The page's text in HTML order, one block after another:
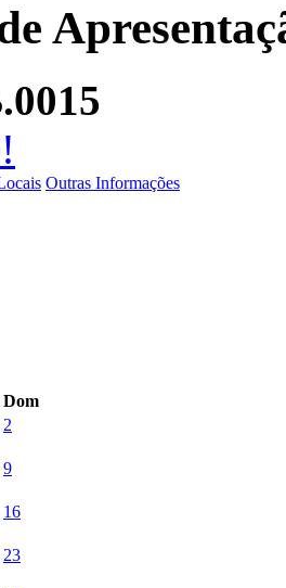
Outras Informações
Dom
2
9
16
23